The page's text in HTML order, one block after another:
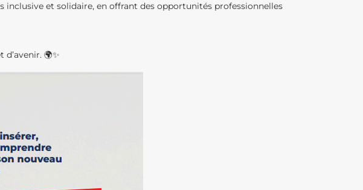
et solidaire, en offrant des opportunités professionnelles
🌍✨